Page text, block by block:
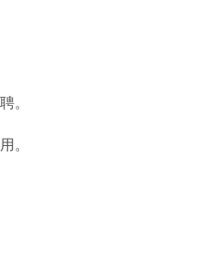
。
。